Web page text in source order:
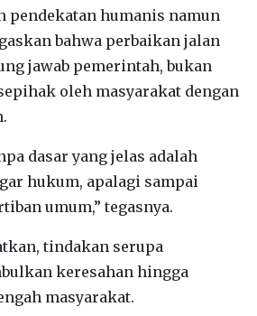
pendekatan humanis namun
bahwa perbaikan jalan
jawab pemerintah, bukan
oleh masyarakat dengan
dasar yang jelas adalah
hukum, apalagi sampai
umum,” tegasnya.
tindakan serupa
keresahan hingga
masyarakat.